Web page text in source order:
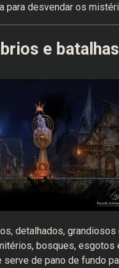
para desvendar os
e
detalhados,
bosques, esgotos
de pano de fundo